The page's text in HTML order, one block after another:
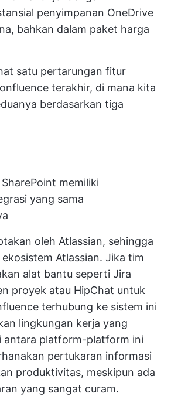
penyimpanan OneDrive
bahkan dalam paket harga
satu pertarungan fitur
terakhir, di mana kita
berdasarkan tiga
memiliki
yang sama
oleh Atlassian, sehingga
Atlassian. Jika tim
alat bantu seperti Jira
proyek atau HipChat untuk
terhubung ke sistem ini
lingkungan kerja yang
antara platform-platform ini
pertukaran informasi
produktivitas, meskipun ada
yang sangat curam.